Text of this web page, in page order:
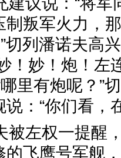
制叛军火力，
切列潘诺夫高
！妙！炮！左
里有炮呢？”
：“你们看，
被左权一提醒
的飞鹰号军舰